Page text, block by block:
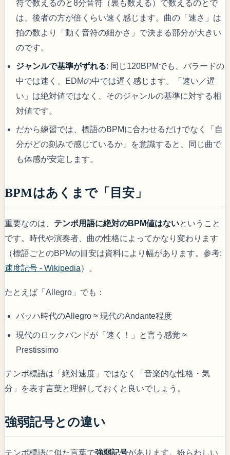
符で数えるのと8分音符（裏も数える）で数えるのとで
は、後者の方が倍くらい速く感じます。曲の「速さ」は
拍の数より「動く音符の細かさ」で決まる部分が大きい
のです。
ジャンルで基準がずれる: 同じ120BPMでも、バラードの
中では速く、EDMの中では遅く感じます。「速い／遅
い」は絶対値ではなく、そのジャンルの基準に対する相
対値です。
だから練習では、標語のBPMに合わせるだけでなく「自
分がどの刻みで感じているか」を意識すると、同じ曲で
も体感が安定します。
BPMはあくまで「目安」
重要なのは、 テンポ用語に絶対のBPM値はないということ
です。時代や演奏者、曲の性格によってかなり変わります
（標語ごとのBPMの目安は資料により幅があります。参考:
速度記号 - Wikipedia）。
たとえば「Allegro」でも：
バッハ時代のAllegro ≈ 現代のAndante程度
現代のロックバンドが「速く！」と言う感覚 ≈
Prestissimo
テンポ標語は「絶対速度」ではなく「音楽的な性格・気
分」を表す言葉と理解しておくと良いでしょう。
強弱記号との違い
テンポ標語に似た言葉で強弱記号があります。紛らわしい